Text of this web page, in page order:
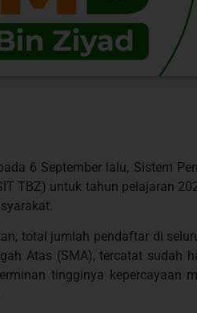
6 September lalu, Sistem
TBZ) untuk tahun pelajaran
total jumlah pendaftar di
Atas (SMA), tercatat sudah
tingginya kepercayaan